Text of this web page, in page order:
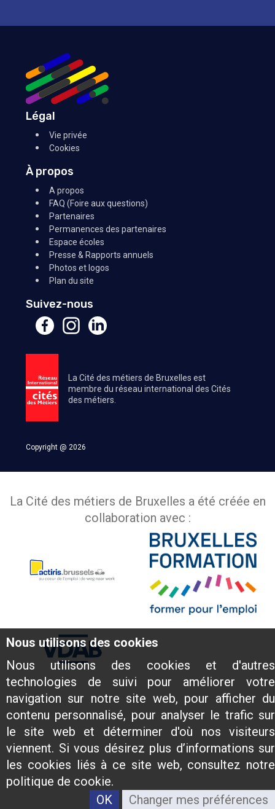
Nous utilisons des cookies
Nous utilisons des cookies et d'autres
technologies de suivi pour améliorer votre
navigation sur notre site web, pour afficher du
contenu personnalisé, pour analyser le trafic sur
le site web et déterminer d'où nos visiteurs
viennent. Si vous désirez plus d’informations sur
les cookies liés à ce site web, consultez notre
politique de cookie.
OK
Changer mes préférences
Légal
Vie privée
Cookies
À propos
A propos
FAQ (Foire aux questions)
Partenaires
Permanences des partenaires
Espace écoles
Presse & Rapports annuels
Photos et logos
Plan du site
Suivez-nous
La Cité des métiers de Bruxelles est
membre du réseau international des Cités
des métiers.
Copyright @ 2026
La Cité des métiers de Bruxelles a été créée en
collaboration avec :